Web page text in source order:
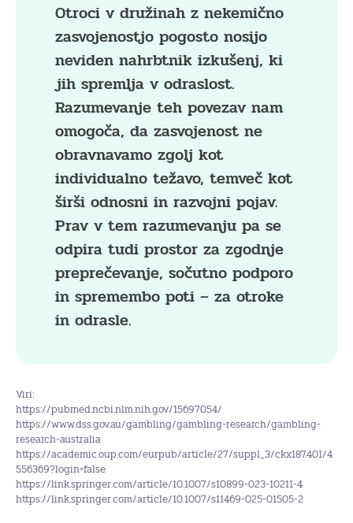
Otroci v družinah z nekemično
zasvojenostjo pogosto nosijo
neviden nahrbtnik izkušenj, ki
jih spremlja v odraslost.
Razumevanje teh povezav nam
omogoča, da zasvojenost ne
obravnavamo zgolj kot
individualno težavo, temveč kot
širši odnosni in razvojni pojav.
Prav v tem razumevanju pa se
odpira tudi prostor za zgodnje
preprečevanje, sočutno podporo
in spremembo poti – za otroke
in odrasle.
Viri:
https://pubmed.ncbi.nlm.nih.gov/15697054/
https://www.dss.gov.au/gambling/gambling-research/gambling-
research-australia
https://academic.oup.com/eurpub/article/27/suppl_3/ckx187.401/4
556369?login=false
https://link.springer.com/article/10.1007/s10899-023-10211-4
https://link.springer.com/article/10.1007/s11469-025-01505-2